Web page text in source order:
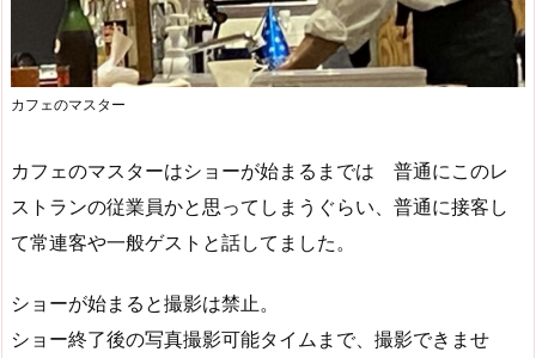
カフェのマスター
カフェのマスターはショーが始まるまでは 普通にこのレ
ストランの従業員かと思ってしまうぐらい、普通に接客し
て常連客や一般ゲストと話してました。
ショーが始まると撮影は禁止。
ショー終了後の写真撮影可能タイムまで、撮影できませ